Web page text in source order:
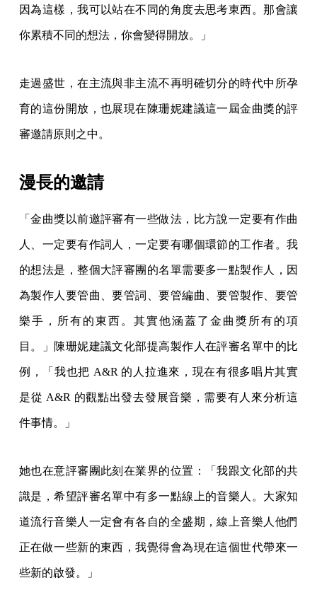
因為這樣，我可以站在不同的角度去思考東西。那會讓
你累積不同的想法，你會變得開放。」
走過盛世，在主流與非主流不再明確切分的時代中所孕
育的這份開放，也展現在陳珊妮建議這一屆金曲獎的評
審邀請原則之中。
漫長的邀請
「金曲獎以前邀評審有一些做法，比方說一定要有作曲
人、一定要有作詞人，一定要有哪個環節的工作者。我
的想法是，整個大評審團的名單需要多一點製作人，因
為製作人要管曲、要管詞、要管編曲、要管製作、要管
樂手，所有的東西。其實他涵蓋了金曲獎所有的項
目。」陳珊妮建議文化部提高製作人在評審名單中的比
例，「我也把 A&R 的人拉進來，現在有很多唱片其實
是從 A&R 的觀點出發去發展音樂，需要有人來分析這
件事情。」
她也在意評審團此刻在業界的位置：「我跟文化部的共
識是，希望評審名單中有多一點線上的音樂人。大家知
道流行音樂人一定會有各自的全盛期，線上音樂人他們
正在做一些新的東西，我覺得會為現在這個世代帶來一
些新的啟發。」